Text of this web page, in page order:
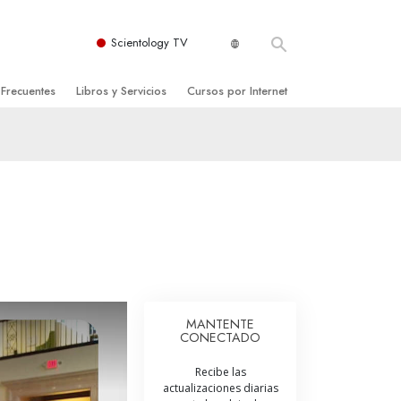
Scientology TV
de Scientology
Libros y Servicios
Introductorias
Cursos por Internet
La Integridad y la Honestidad
El Matrimonio
La Escala Tonal Emocional
MANTENTE
CONECTADO
Recibe las
actualizaciones diarias